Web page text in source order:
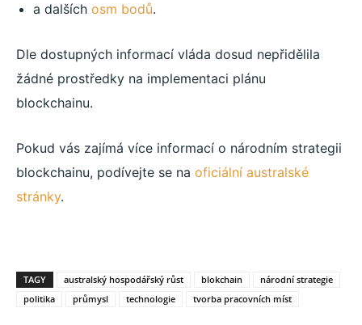
a dalších osm bodů.
Dle dostupných informací vláda dosud nepřidělila
žádné prostředky na implementaci plánu
blockchainu.
Pokud vás zajímá více informací o národním strategii
blockchainu, podívejte se na oficiální australské
stránky.
TAGY australský hospodářský růst blokchain
národní strategie
politika
průmysl technologie tvorba pracovních míst